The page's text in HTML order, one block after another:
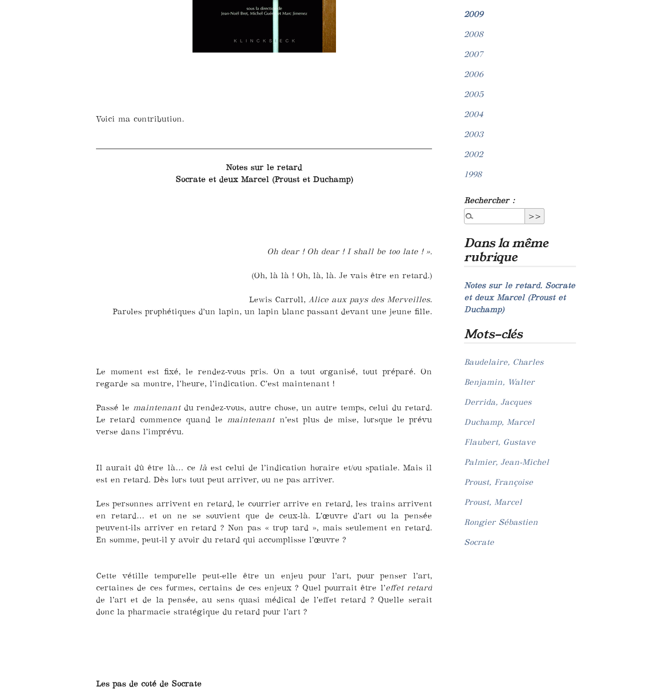
Voici ma contribution.
Notes sur le retard
Socrate et deux Marcel (Proust et Duchamp)
Oh dear ! Oh dear ! I shall be too late ! ».
(Oh, là là ! Oh, là, là. Je vais être en retard.)
Lewis Carroll, Alice aux pays des Merveilles.
Paroles prophétiques d’un lapin, un lapin blanc passant devant une jeune fille.
Le moment est fixé, le rendez-vous pris. On a tout organisé, tout préparé. On
regarde sa montre, l’heure, l’indication. C’est maintenant !
Passé le maintenantdu rendez-vous, autre chose, un autre temps, celui du retard.
Le retard commence quand le maintenantn’est plus de mise, lorsque le prévu
verse dans l’imprévu.
Il aurait dû être là… ce làest celui de l’indication horaire et/ou spatiale. Mais il
est en retard. Dès lors tout peut arriver, ou ne pas arriver.
Les personnes arrivent en retard, le courrier arrive en retard, les trains arrivent
en retard… et on ne se souvient que de ceux-là. L’œuvre d’art ou la pensée
peuvent-ils arriver en retard ? Non pas « trop tard », mais seulement en retard.
En somme, peut-il y avoir du retard qui accomplisse l’œuvre ?
Cette vétille temporelle peut-elle être un enjeu pour l’art, pour penser l’art,
certaines de ces formes, certains de ces enjeux ? Quel pourrait être l’effet retard
de l’art et de la pensée, au sens quasi médical de l’effet retard ? Quelle serait
donc la pharmacie stratégique du retard pour l’art ?
Les pas de coté de Socrate
2009
2008
2007
2006
2005
2004
2003
2002
1998
Rechercher :
Dans la même
rubrique
Notes sur le retard. Socrate
et deux Marcel (Proust et
Duchamp)
Mots-clés
Baudelaire, Charles
Benjamin, Walter
Derrida, Jacques
Duchamp, Marcel
Flaubert, Gustave
Palmier, Jean-Michel
Proust, Françoise
Proust, Marcel
Rongier Sébastien
Socrate